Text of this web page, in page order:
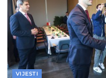
VIJESTI